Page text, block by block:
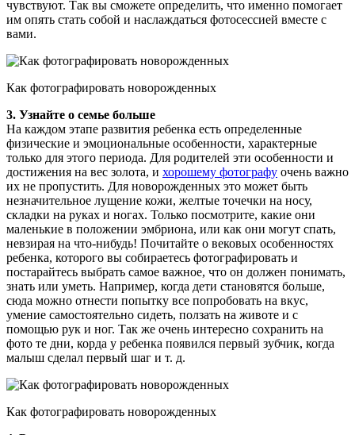
чувствуют. Так вы сможете определить, что именно помогает
им опять стать собой и наслаждаться фотосессией вместе с
вами.
Как фотографировать новорожденных
3. Узнайте о семье больше
На каждом этапе развития ребенка есть определенные
физические и эмоциональные особенности, характерные
только для этого периода. Для родителей эти особенности и
достижения на вес золота, и хорошему фотографу очень важно
их не пропустить. Для новорожденных это может быть
незначительное лущение кожи, желтые точечки на носу,
складки на руках и ногах. Только посмотрите, какие они
маленькие в положении эмбриона, или как они могут спать,
невзирая на что-нибудь! Почитайте о вековых особенностях
ребенка, которого вы собираетесь фотографировать и
постарайтесь выбрать самое важное, что он должен понимать,
знать или уметь. Например, когда дети становятся больше,
сюда можно отнести попытку все попробовать на вкус,
умение самостоятельно сидеть, ползать на животе и с
помощью рук и ног. Так же очень интересно сохранить на
фото те дни, корда у ребенка появился первый зубчик, когда
малыш сделал первый шаг и т. д.
Как фотографировать новорожденных